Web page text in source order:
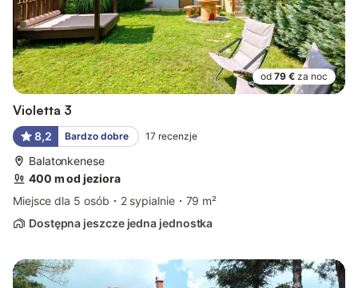
od 79 € za noc
Violetta 3
8,2 Bardzo dobre 17 recenzje
Balatonkenese
400 m od jeziora
Miejsce dla 5 osób
2 sypialnie
79 m²
Dostępna jeszcze jedna jednostka